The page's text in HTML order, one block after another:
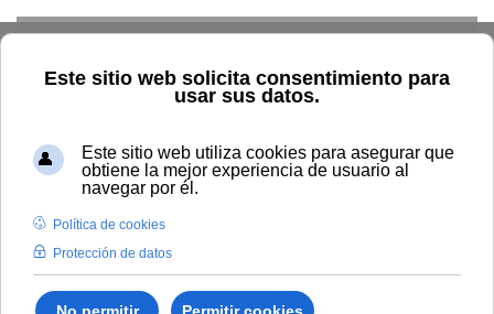
Inicio BOUNIA
Resolución Rectoral 264/2025, de 11 de
noviembre, de la Universidad Internacional de Andalucía, por la
ayudas de desplazamiento para la realización de prácticas
curriculares del alumnado matriculado en Másteres Universitarios
ofertados por la Universidad Internacional de Andalucía en el
curso académico 2025/2026 y se publican las bases para su